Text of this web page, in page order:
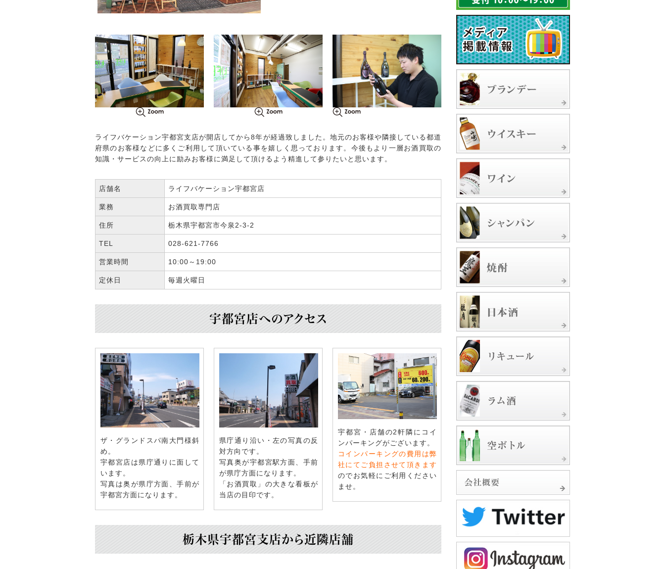
ライフバケーション宇都宮支店が開店してから8年が経過致しました。地元のお客様や隣接している都道
府県のお客様などに多くご利用して頂いている事を嬉しく思っております。今後もより一層お酒買取の
知識・サービスの向上に励みお客様に満足して頂けるよう精進して参りたいと思います。
店舗名 ライフバケーション宇都宮店
業務 お酒買取専門店
住所 栃木県宇都宮市今泉2-3-2
TEL 028-621-7766
営業時間 10:00～19:00
定休日 毎週火曜日
宇都宮店へのアクセス
ザ・グランドスパ南大門様斜
め。
宇都宮店は県庁通りに面して
います。
写真は奥が県庁方面、手前が
宇都宮方面になります。
県庁通り沿い・左の写真の反
対方向です。
写真奥が宇都宮駅方面、手前
が県庁方面になります。
「お酒買取」の大きな看板が
当店の目印です。
宇都宮・店舗の2軒隣にコイ
ンパーキングがございます。
コインパーキングの費用は弊
社にてご負担させて頂きます
のでお気軽にご利用ください
ませ。
栃木県宇都宮支店から近隣店舗